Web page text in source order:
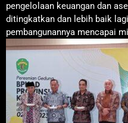
pengelolaan keuangan dan
ditingkatkan dan lebih baik
pembangunannya mencapai